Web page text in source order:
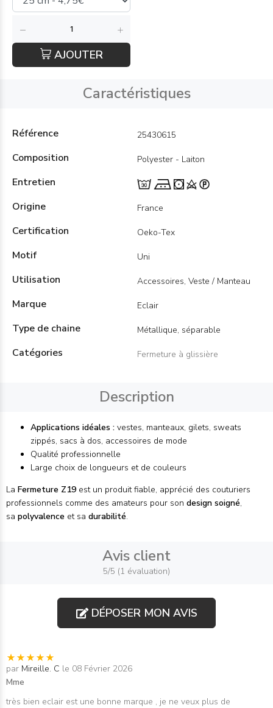
AJOUTER
Caractéristiques
Référence 25430615
Composition Polyester - Laiton
Entretien
Origine
France
Certification Oeko-Tex
Motif Uni
Utilisation Accessoires, Veste / Manteau
Marque Eclair
Type de chaine Métallique, séparable
Catégories Fermeture à glissière
Description
Applications idéales : vestes, manteaux, gilets, sweats
zippés, sacs à dos, accessoires de mode
Qualité professionnelle
Large choix de longueurs et de couleurs
La Fermeture Z19 est un produit fiable, apprécié des couturiers
professionnels comme des amateurs pour son design soigné,
sa polyvalence et sa durabilité.
Avis client
5/5 (1 évaluation)
DÉPOSER MON AVIS
par Mireille. C le 08 Février 2026
Mme
très bien eclair est une bonne marque , je ne veux plus de